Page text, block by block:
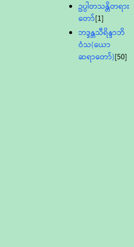
ဥပ္ပါတသန္တိတရား
တော်[1]
ဘဒ္ဒန္တသီရိန္ဒာဘိ
ဝံသ(ယော
ဆရာတော်)[50]